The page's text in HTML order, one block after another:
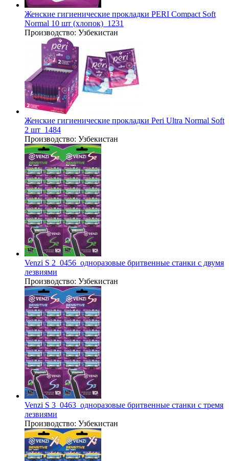
Женские гигиенические прокладки PERI Compact Soft
Normal 10 шт (хлопок)_1231
Производство: Узбекистан
Женские гигиенические прокладки Peri Ultra Normal Soft
2 шт_1484
Производство: Узбекистан
Venzi S 2_0456_одноразовые бритвенные станки с двумя
лезвиями
Производство: Узбекистан
Venzi S 3_0463_одноразовые бритвенные станки с тремя
лезвиями
Производство: Узбекистан